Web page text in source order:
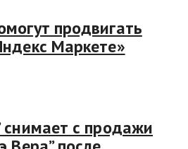
продвигать
Маркете»
снимает с продажи